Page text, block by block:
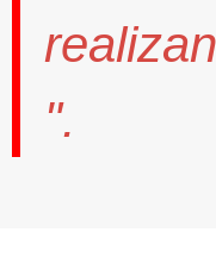
".